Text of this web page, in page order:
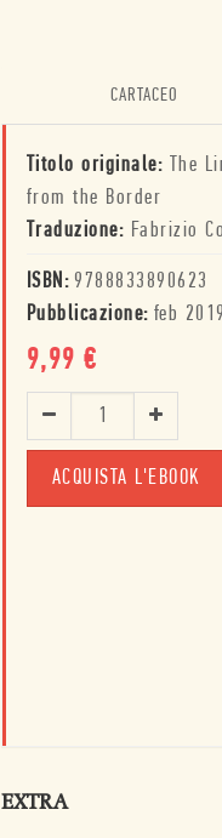
CARTACEO
Titolo originale: The
from the Border
Traduzione: Fabrizio
ISBN: 9788833890623
Pubblicazione: feb 2019
9,99 €
ACQUISTA L'EBOOK
EXTRA